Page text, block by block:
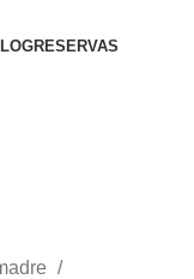
RESERVAS